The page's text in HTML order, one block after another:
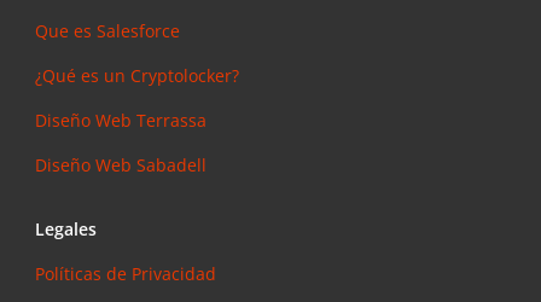
Que es Salesforce
¿Qué es un Cryptolocker?
Diseño Web Terrassa
Diseño Web Sabadell
Legales
Políticas de Privacidad